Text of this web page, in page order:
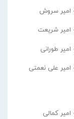
امیر سروش
امیر شریعت
امیر طورانی
امیر علی نعمتی
امیر کمالی